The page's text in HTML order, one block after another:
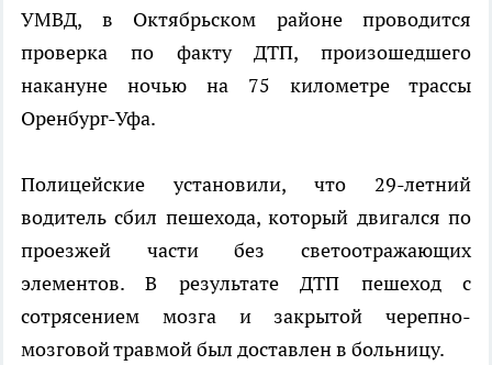
УМВД, в Октябрьском районе проводится
проверка по факту ДТП, произошедшего
накануне ночью на 75 километре трассы
Оренбург-Уфа.
Полицейские установили, что 29-летний
водитель сбил пешехода, который двигался по
проезжей части без светоотражающих
элементов. В результате ДТП пешеход с
сотрясением мозга и закрытой черепно-
мозговой травмой был доставлен в больницу.